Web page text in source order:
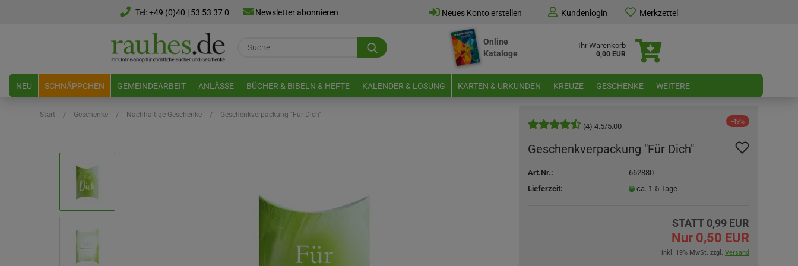
Tel:+49 (0)40 | 53 53 37 0 Newsletter abonnieren Neues Konto erstellen Kundenlogin Merkzettel
Suche...
Online
Kataloge
Ihr Warenkorb
0,00 EUR
NEU SCHNÄPPCHEN GEMEINDEARBEIT ANLÄSSE BÜCHER & BIBELN & HEFTE KALENDER & LOSUNG KARTEN & URKUNDEN KREUZE GESCHENKE WEITERE
Start / Geschenke / Nachhaltige Geschenke / Geschenkverpackung "Für Dich"
-49%
(4) 4.5/5.00
Geschenkverpackung "Für Dich"
Art.Nr.:
662880
Lieferzeit:
ca. 1-5 Tage
STATT 0,99 EUR
Nur 0,50 EUR
inkl. 19% MwSt. zzgl. Versand